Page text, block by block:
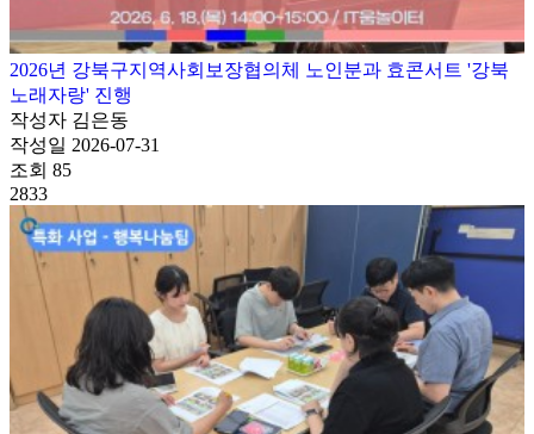
2026년 강북구지역사회보장협의체 노인분과 효콘서트 '강북
노래자랑' 진행
작성자 김은동
작성일 2026-07-31
조회 85
2833